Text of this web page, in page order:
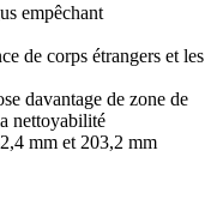
empêchant
de corps étrangers et les
davantage de zone de
nettoyabilité
mm et 203,2 mm